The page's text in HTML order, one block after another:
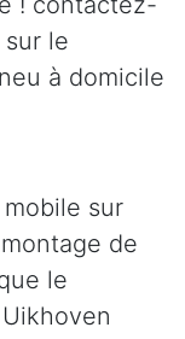
le
à domicile
sur
de
le